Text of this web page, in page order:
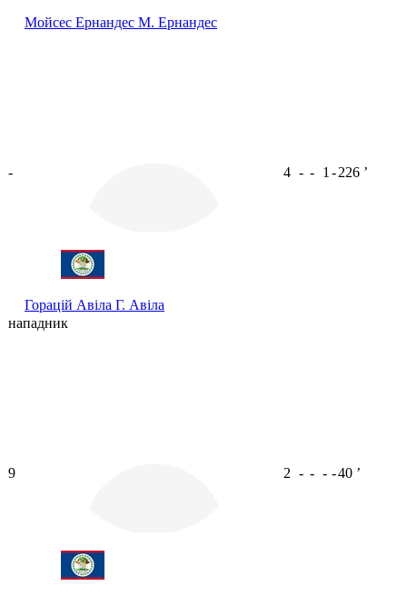
Мойсес Ернандес М. Ернандес
-
Горацій Авіла Г. Авіла
4 - - 1 -226 ʼ
нападник
9 2 - - - -40 ʼ